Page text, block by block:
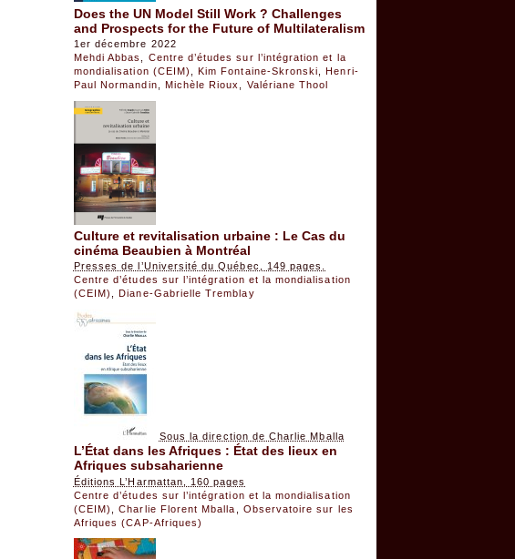
Does the UN Model Still Work ? Challenges
and Prospects for the Future of Multilateralism
1er décembre 2022
Mehdi Abbas
Centre d’études sur l’intégration et la
mondialisation (CEIM)
Kim Fontaine-Skronski
Henri-
Paul Normandin
Michèle Rioux Valériane Thool
Culture et revitalisation urbaine : Le Cas du
cinéma Beaubien à Montréal
Presses de l’Université du Québec, 149 pages.
Centre d’études sur l’intégration et la mondialisation
(CEIM)
Diane-Gabrielle Tremblay
Sous la direction de Charlie Mballa
L’État dans les Afriques : État des lieux en
Afriques subsaharienne
Éditions L’Harmattan, 160 pages
Centre d’études sur l’intégration et la mondialisation
(CEIM)
,Charlie Florent Mballa
Observatoire sur les
Afriques (CAP-Afriques)